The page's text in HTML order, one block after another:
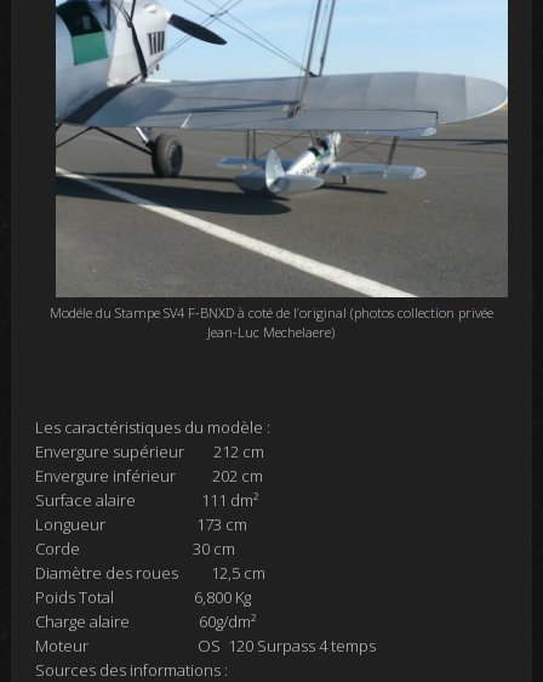
Modéle du Stampe SV4 F-BNXD à coté de l’original (photos collection privée
Jean-Luc Mechelaere)
Les caractéristiques du modèle :
Envergure supérieur 212 cm
Envergure inférieur 202 cm
Surface alaire 111 dm²
Longueur 173 cm
Corde 30 cm
Diamètre des roues 12,5 cm
Poids Total 6,800 Kg
Charge alaire 60g/dm²
Moteur OS 120 Surpass 4 temps
Sources des informations :